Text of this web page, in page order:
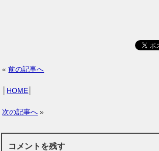
«前の記事へ
HOME
次の記事へ »
コメントを残す